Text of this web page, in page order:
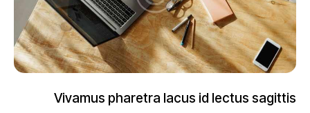
Vivamus pharetra lacus id lectus sagittis